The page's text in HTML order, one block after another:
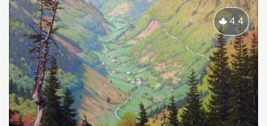
4.4